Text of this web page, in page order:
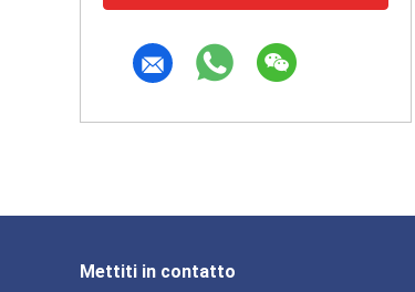
Mettiti in contatto